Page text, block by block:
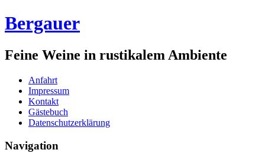
Bergauer
Feine Weine in rustikalem Ambiente
Anfahrt
Impressum
Kontakt
Gästebuch
Datenschutzerklärung
Navigation